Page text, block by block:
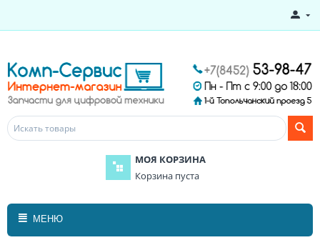
МОЯ КОРЗИНА
Корзина пуста
МЕНЮ